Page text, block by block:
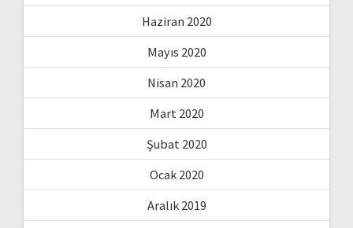
Haziran 2020
Mayıs 2020
Nisan 2020
Mart 2020
Şubat 2020
Ocak 2020
Aralık 2019